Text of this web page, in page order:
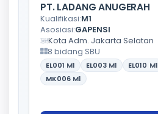
PT. LADANG ANUGERAH
Kualifikasi:M1
Asosiasi:GAPENSI
Kota Adm. Jakarta Selatan
8 bidang SBU
EL001 M1 EL003 M1 EL010 M1
MK006 M1